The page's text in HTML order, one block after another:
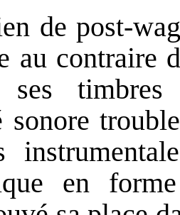
de post-
au contraire
ses
sonore
en